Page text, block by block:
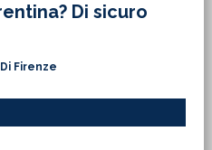
Di sicuro
Firenze